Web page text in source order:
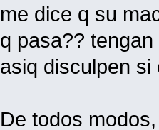
me dice q su
q pasa??
asiq disculpen si
De todos